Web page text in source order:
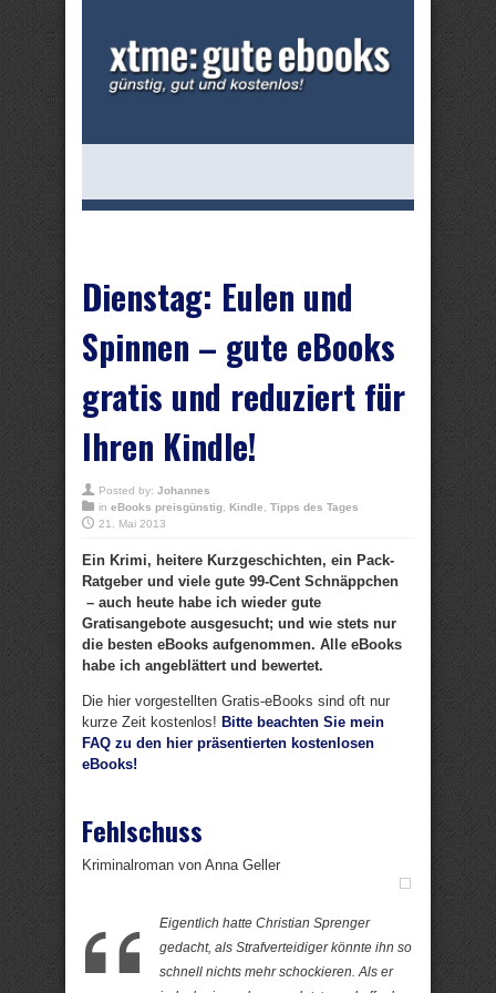
Dienstag: Eulen und
Spinnen – gute eBooks
gratis und reduziert für
Ihren Kindle!
Posted by: Johannes
in eBooks preisgünstig Kindle
Tipps des Tages
21. Mai 2013
Ein Krimi, heitere Kurzgeschichten, ein Pack-
Ratgeber und viele gute 99-Cent Schnäppchen
– auch heute habe ich wieder gute
Gratisangebote ausgesucht; und wie stets nur
die besten eBooks aufgenommen. Alle eBooks
habe ich angeblättert und bewertet.
Die hier vorgestellten Gratis-eBooks sind oft nur
kurze Zeit kostenlos! Bitte beachten Sie mein
FAQ zu den hier präsentierten kostenlosen
eBooks!
Fehlschuss
Kriminalroman von Anna Geller
Eigentlich hatte Christian Sprenger
gedacht, als Strafverteidiger könnte ihn so
schnell nichts mehr schockieren. Als er